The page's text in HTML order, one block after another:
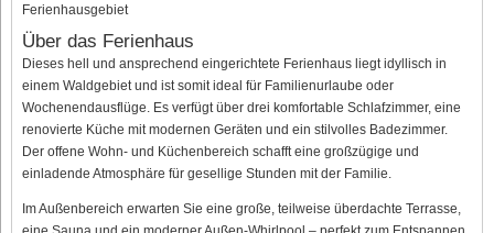
Ferienhausgebiet
Über das Ferienhaus
Dieses hell und ansprechend eingerichtete Ferienhaus liegt idyllisch in
einem Waldgebiet und ist somit ideal für Familienurlaube oder
Wochenendausflüge. Es verfügt über drei komfortable Schlafzimmer, eine
renovierte Küche mit modernen Geräten und ein stilvolles Badezimmer.
Der offene Wohn- und Küchenbereich schafft eine großzügige und
einladende Atmosphäre für gesellige Stunden mit der Familie.
Im Außenbereich erwarten Sie eine große, teilweise überdachte Terrasse,